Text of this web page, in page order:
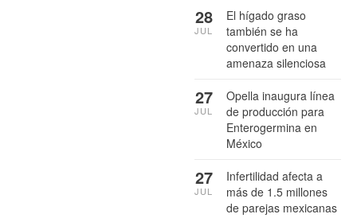
El hígado graso
también se ha
convertido en una
amenaza silenciosa
28
JUL
Opella inaugura línea
de producción para
Enterogermina en
México
27
JUL
Infertilidad afecta a
más de 1.5 millones
de parejas mexicanas
27
JUL